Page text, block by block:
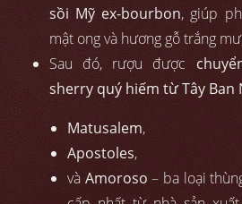
sồi Mỹ ex-bourbon, giúp
mật ong và hương gỗ trắng
Sau đó, rượu được
sherry quý hiếm từ Tây Ban
Matusalem,
Apostoles,
và Amoroso – ba loại